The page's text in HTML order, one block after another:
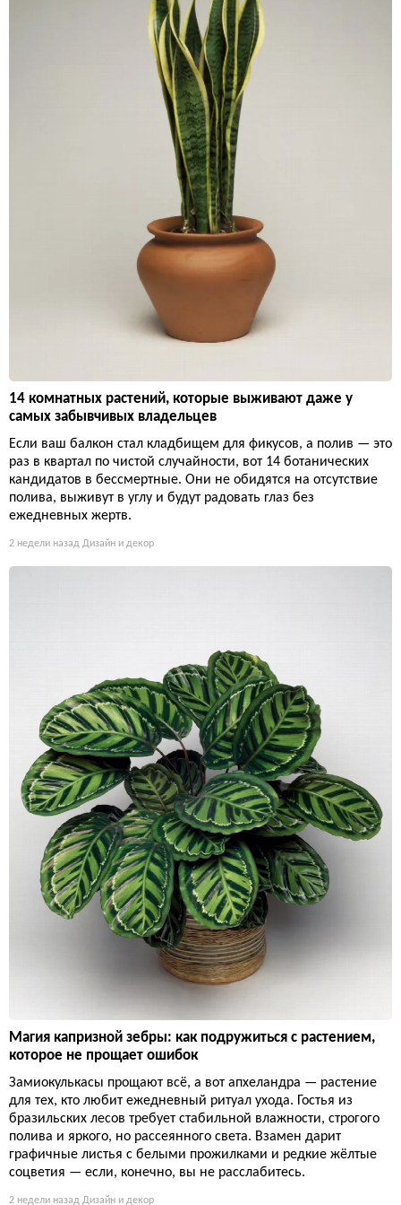
14 комнатных растений, которые выживают даже у
самых забывчивых владельцев
Если ваш балкон стал кладбищем для фикусов, а полив — это
раз в квартал по чистой случайности, вот 14 ботанических
кандидатов в бессмертные. Они не обидятся на отсутствие
полива, выживут в углу и будут радовать глаз без
ежедневных жертв.
2 недели назад Дизайн и декор
Магия капризной зебры: как подружиться с растением,
которое не прощает ошибок
Замиокулькасы прощают всё, а вот апхеландра — растение
для тех, кто любит ежедневный ритуал ухода. Гостья из
бразильских лесов требует стабильной влажности, строгого
полива и яркого, но рассеянного света. Взамен дарит
графичные листья с белыми прожилками и редкие жёлтые
соцветия — если, конечно, вы не расслабитесь.
2 недели назад Дизайн и декор